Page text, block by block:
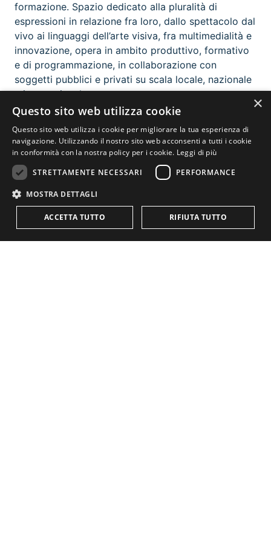
formazione. Spazio dedicato alla pluralità di
espressioni in relazione fra loro, dallo spettacolo dal
vivo ai linguaggi dell’arte visiva, fra multimedialità e
innovazione, opera in ambito produttivo, formativo
e di programmazione, in collaborazione con
soggetti pubblici e privati su scala locale, nazionale
e internazionale.
Qualità dell’offerta, ricambio generazionale e
denominatore delle attività.
×
Questo sito web utilizza cookie
Questo sito web utilizza i cookie per migliorare la tua esperienza di
navigazione. Utilizzando il nostro sito web acconsenti a tutti i cookie
in conformità con la nostra policy per i cookie. Leggi di più
STRETTAMENTE NECESSARI
PERFORMANCE
MOSTRA DETTAGLI
ACCETTA TUTTO RIFIUTA TUTTO